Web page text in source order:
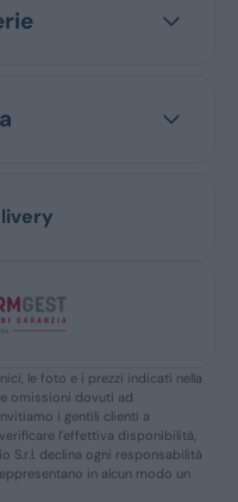
le foto e i prezzi indicati nella
omissioni dovuti ad
i gentili clienti a
l’effettiva disponibilità,
S.r.l. declina ogni responsabilità
in alcun modo un